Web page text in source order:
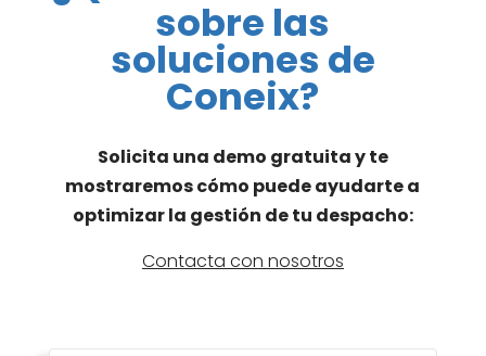
sobre las
soluciones de
Coneix?
Solicita una demo gratuita y te
mostraremos cómo puede ayudarte a
optimizar la gestión de tu despacho:
Contacta con nosotros